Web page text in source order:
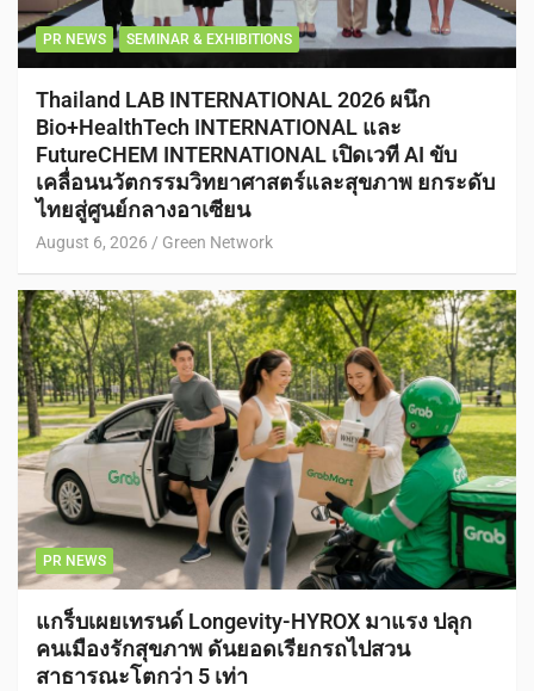
PR NEWS SEMINAR & EXHIBITIONS
Thailand LAB INTERNATIONAL 2026 ผนึก
Bio+HealthTech INTERNATIONAL และ
FutureCHEM INTERNATIONAL เปิดเวที AI ขับ
เคลื่อนนวัตกรรมวิทยาศาสตร์และสุขภาพ ยกระดับ
ไทยสู่ศูนย์กลางอาเซียน
August 6, 2026 Green Network
PR NEWS
แกร็บเผยเทรนด์ Longevity-HYROX มาแรง ปลุก
คนเมืองรักสุขภาพ ดันยอดเรียกรถไปสวน
สาธารณะโตกว่า 5 เท่า